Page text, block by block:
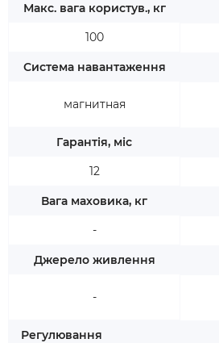
Макс. вага користув., кг
100
Система навантаження
магнитная
Гарантія, міс
12
Вага маховика, кг
-
Джерело живлення
-
Регулювання